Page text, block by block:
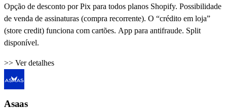
Opção de desconto por Pix para todos planos Shopify. Possibilidade
de venda de assinaturas (compra recorrente). O “crédito em loja”
(store credit) funciona com cartões. App para antifraude. Split
disponível.
>> Ver detalhes
Asaas